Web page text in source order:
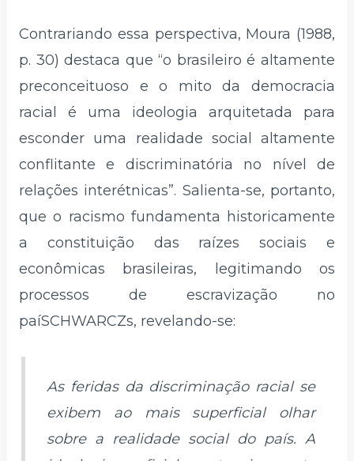
Contrariando essa perspectiva, Moura (1988,
p. 30) destaca que “o brasileiro é altamente
preconceituoso e o mito da democracia
racial é uma ideologia arquitetada para
esconder uma realidade social altamente
conflitante e discriminatória no nível de
relações interétnicas”. Salienta-se, portanto,
que o racismo fundamenta historicamente
a constituição das raízes sociais e
econômicas brasileiras, legitimando os
processos de escravização no
paíSCHWARCZs, revelando-se:
As feridas da discriminação racial se
exibem ao mais superficial olhar
sobre a realidade social do país. A